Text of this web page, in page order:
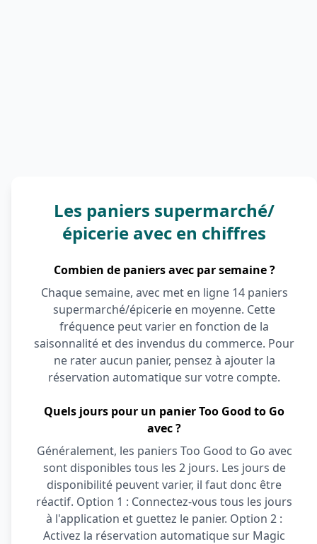
Les paniers supermarché/
épicerie avec en chiffres
Combien de paniers avec par semaine ?
Chaque semaine, avec met en ligne 14 paniers
supermarché/épicerie en moyenne. Cette
fréquence peut varier en fonction de la
saisonnalité et des invendus du commerce. Pour
ne rater aucun panier, pensez à ajouter la
réservation automatique sur votre compte.
Quels jours pour un panier Too Good to Go
avec ?
Généralement, les paniers Too Good to Go avec
sont disponibles tous les 2 jours. Les jours de
disponibilité peuvent varier, il faut donc être
réactif. Option 1 : Connectez-vous tous les jours
à l'application et guettez le panier. Option 2 :
Activez la réservation automatique sur Magic